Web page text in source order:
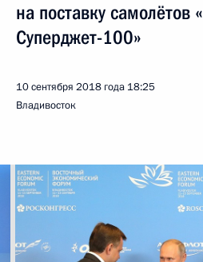
на поставку самолётов
Суперджет-100»
10 сентября 2018 года 18:25
Владивосток